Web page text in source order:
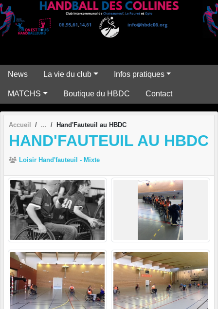
News La vie du club Infos pratiques
MATCHS Boutique du HBDC Contact
Accueil Hand'Fauteuil au HBDC
HAND'FAUTEUIL AU HBDC
Loisir Hand'fauteuil - Mixte
Panneau de gestion des cookies